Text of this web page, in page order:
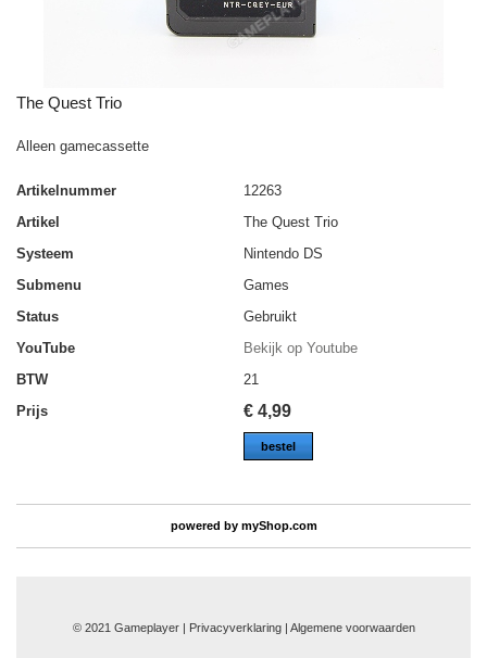
The Quest Trio
Alleen gamecassette
Artikelnummer
12263
Artikel
The Quest Trio
Systeem
Nintendo DS
Submenu
Games
Status
Gebruikt
YouTube
Bekijk op Youtube
BTW
21
Prijs
€ 4,99
bestel
powered by myShop.com
© 2021 Gameplayer | Privacyverklaring | Algemene voorwaarden